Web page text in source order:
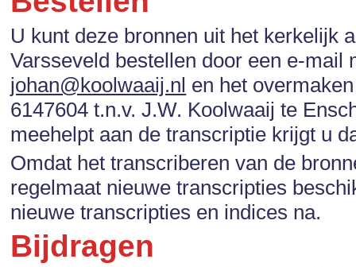
U kunt deze bronnen uit het kerkelijk
Varsseveld bestellen door een e-mail
johan@koolwaaij.nl en het
6147604 t.n.v. J.W. Koolwaaij te
meehelpt aan de transcriptie krijgt u
Omdat het transcriberen van de
regelmaat nieuwe transcripties
nieuwe transcripties en indices na.
Bijdragen